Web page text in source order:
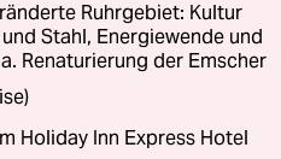
Ruhrgebiet: Kultur
Stahl, Energiewende und
Renaturierung der Emscher
Holiday Inn Express Hotel